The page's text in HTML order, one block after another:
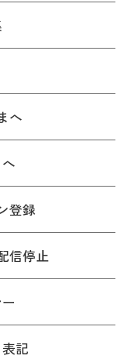
へ
登録
信停止
記